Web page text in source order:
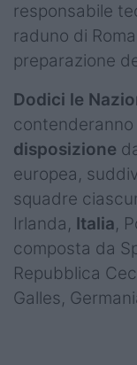
responsabile
raduno di
preparazione
Dodici le
contenderanno
disposizione
europea,
squadre
Irlanda, Italia,
composta da
Repubblica
Galles,